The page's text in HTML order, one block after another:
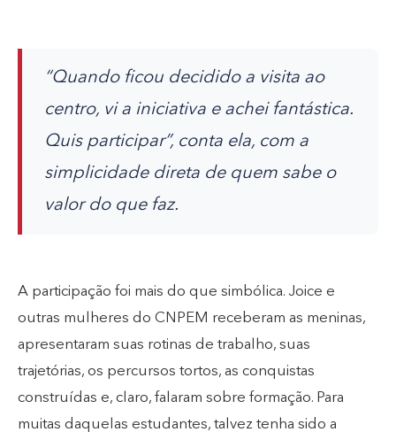
“Quando ficou decidido a visita ao
centro, vi a iniciativa e achei fantástica.
Quis participar”, conta ela, com a
simplicidade direta de quem sabe o
valor do que faz.
A participação foi mais do que simbólica. Joice e
outras mulheres do CNPEM receberam as meninas,
apresentaram suas rotinas de trabalho, suas
trajetórias, os percursos tortos, as conquistas
construídas e, claro, falaram sobre formação. Para
muitas daquelas estudantes, talvez tenha sido a